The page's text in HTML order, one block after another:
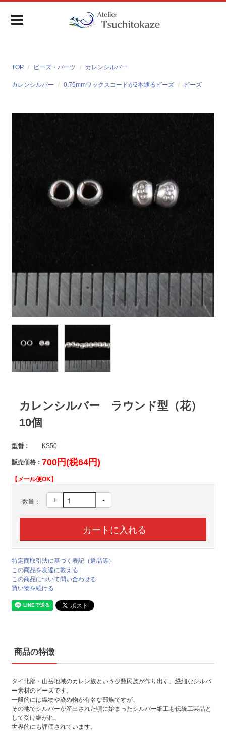
TOP ビーズ・パーツ カレンシルバー
カレンシルバー 0.75mmワックスコードが2本通るビーズ ビーズ
カレンシルバー ラウンド型（花）
10個
型番： KS50
販売価格： 700円(税64円)
【メール便OK】
数量： + -
特定商取引法に基づく表記（返品等）
この商品を友達に教える
この商品について問い合わせる
買い物を続ける
商品の特徴
タイ北部・山岳地域のカレン族という少数民族が作り出す、繊細なシルバ
ー素材のビーズです。
一般的には織物や染め物が有名な部族ですが、
その地でシルバーが産出された頃に始まったシルバー細工も伝統工芸品と
して受け継がれ、
世界的にも評価されています。